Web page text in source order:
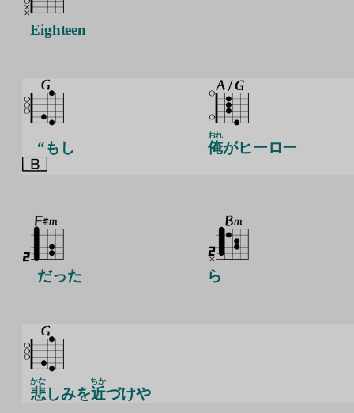
Eighteen
“もし 俺
おれ
がヒーロー
だった ら
悲
かな
しみを近
ちか
づけや